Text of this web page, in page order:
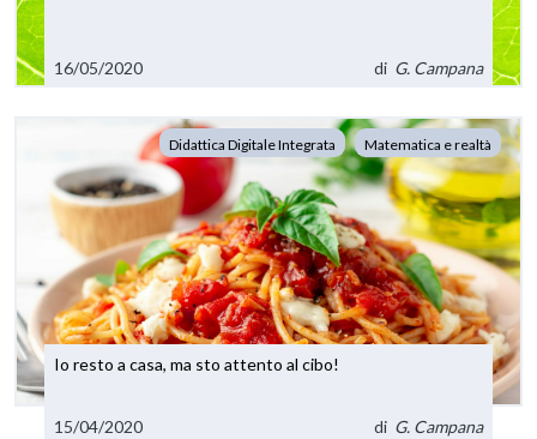
16/05/2020 di G. Campana
Didattica Digitale Integrata Matematica e realtà
Io resto a casa, ma sto attento al cibo!
15/04/2020 di G. Campana